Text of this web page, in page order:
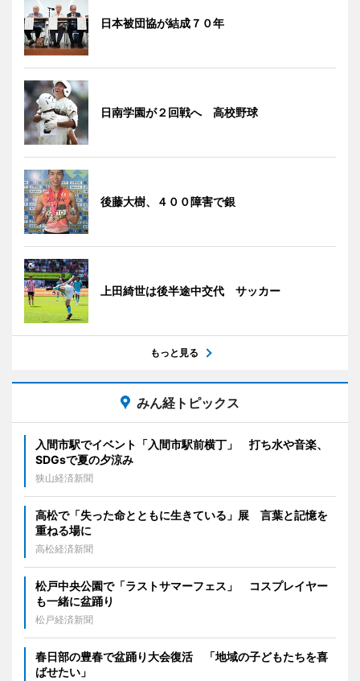
日本被団協が結成７０年
日南学園が２回戦へ 高校野球
後藤大樹、４００障害で銀
上田綺世は後半途中交代 サッカー
もっと見る
みん経トピックス
入間市駅でイベント「入間市駅前横丁」 打ち水や音楽、
SDGsで夏の夕涼み
狭山経済新聞
高松で「失った命とともに生きている」展 言葉と記憶を
重ねる場に
高松経済新聞
松戸中央公園で「ラストサマーフェス」 コスプレイヤー
も一緒に盆踊り
松戸経済新聞
春日部の豊春で盆踊り大会復活 「地域の子どもたちを喜
ばせたい」